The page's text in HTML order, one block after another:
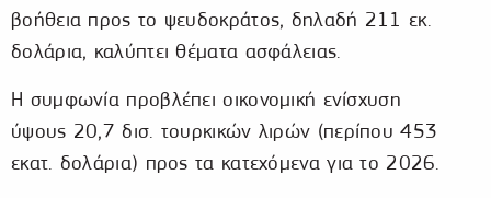
βοήθεια προς το ψευδοκράτος, δηλαδή 211 εκ.
δολάρια, καλύπτει θέματα ασφάλειας.
Η συμφωνία προβλέπει οικονομική ενίσχυση
ύψους 20,7 δισ. τουρκικών λιρών (περίπου 453
εκατ. δολάρια) προς τα κατεχόμενα για το 2026.